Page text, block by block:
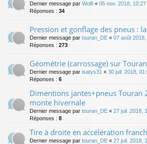
Dernier message par Wolfi « 05 nov. 2018, 10:27
Réponses : 34
Pression et gonflage des pneus :
Dernier message par touran_DE « 07 août
Réponses : 273
Géométrie (carrossage) sur
Dernier message par isatys31 « 30 juil. 2018,
Réponses : 6
Dimentions jantes+pneus Touran
monte hivernale
Dernier message par touran_DE « 27 juil. 2018,
Réponses : 8
Tire à droite en accélération
Dernier message par touran_DE « 27 juil. 2018,